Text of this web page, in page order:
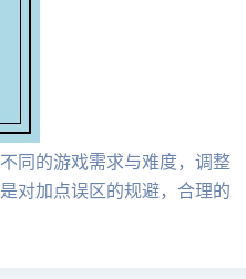
同的游戏需求与难度，调整
对加点误区的规避，合理的